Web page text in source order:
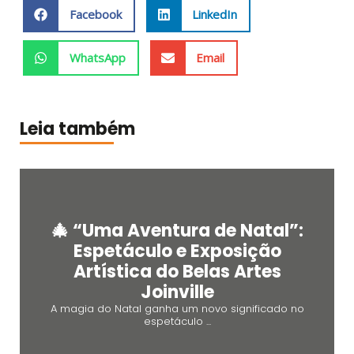
Facebook LinkedIn
WhatsApp Email
Leia também
🎄 “Uma Aventura de Natal”:
Espetáculo e Exposição
Artística do Belas Artes
Joinville
A magia do Natal ganha um novo significado no
espetáculo ...